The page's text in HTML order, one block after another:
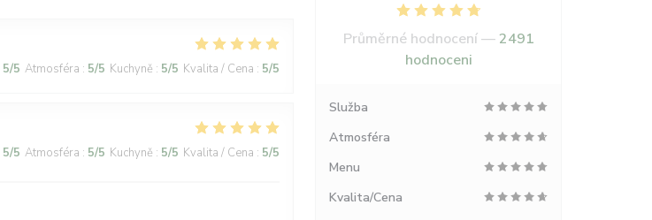
5/5 Atmosféra : 5/5 Kuchyně : 5/5 Kvalita / Cena : 5/5
5/5 Atmosféra : 5/5 Kuchyně : 5/5 Kvalita / Cena : 5/5
Průměrné hodnocení —2491
hodnoceni
Služba
Atmosféra
Menu
Kvalita/Cena